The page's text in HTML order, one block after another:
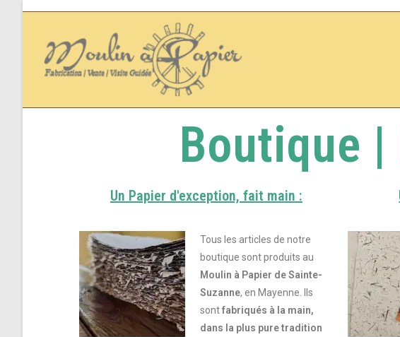
Boutique
Un Papier d'exception, fait main :
Tous les articles de notre
boutique sont produits au
Moulin à Papier de Sainte-
Suzanne, en Mayenne. Ils
sontfabriqués à la main,
dans la plus pure tradition